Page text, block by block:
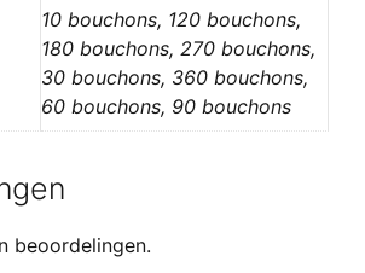
10 bouchons, 120 bouchons,
180 bouchons, 270 bouchons,
30 bouchons, 360 bouchons,
60 bouchons, 90 bouchons
beoordelingen.